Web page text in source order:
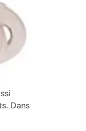
Dans